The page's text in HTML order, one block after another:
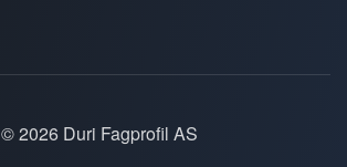
© 2026 Duri Fagprofil AS